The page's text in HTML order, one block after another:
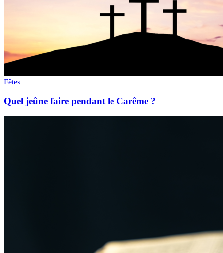
Fêtes
Quel jeûne faire pendant le Carême ?